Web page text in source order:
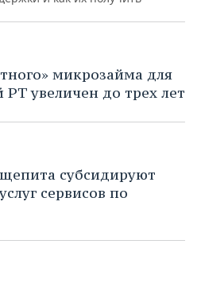
микрозайма для
увеличен до трех лет
субсидируют
сервисов по